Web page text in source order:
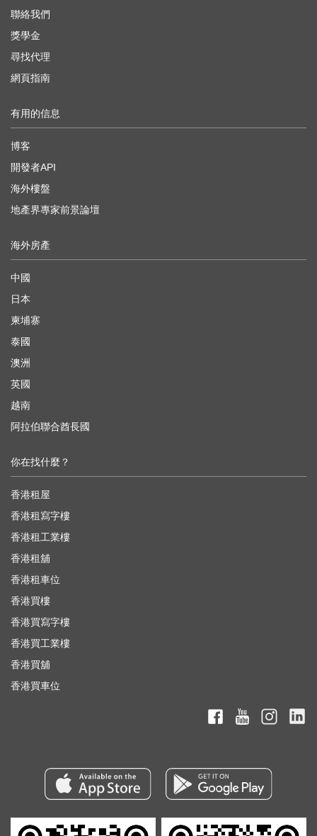
聯絡我們
獎學金
尋找代理
網頁指南
有用的信息
博客
開發者API
海外樓盤
地產界專家前景論壇
海外房產
中國
日本
柬埔寨
泰國
澳洲
英國
越南
阿拉伯聯合酋長國
你在找什麼？
香港租屋
香港租寫字樓
香港租工業樓
香港租舖
香港租車位
香港買樓
香港買寫字樓
香港買工業樓
香港買舖
香港買車位